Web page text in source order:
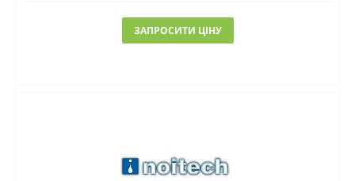
ЗАПРОСИТИ ЦІНУ